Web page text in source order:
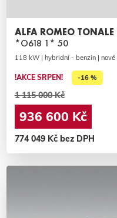
ALFA ROMEO TONALE
*O618 1* 50
118 kW | hybridní - benzin | nové
!AKCE SRPEN! -16 %
1 115 000 Kč
936 600 Kč
774 049 Kč bez DPH